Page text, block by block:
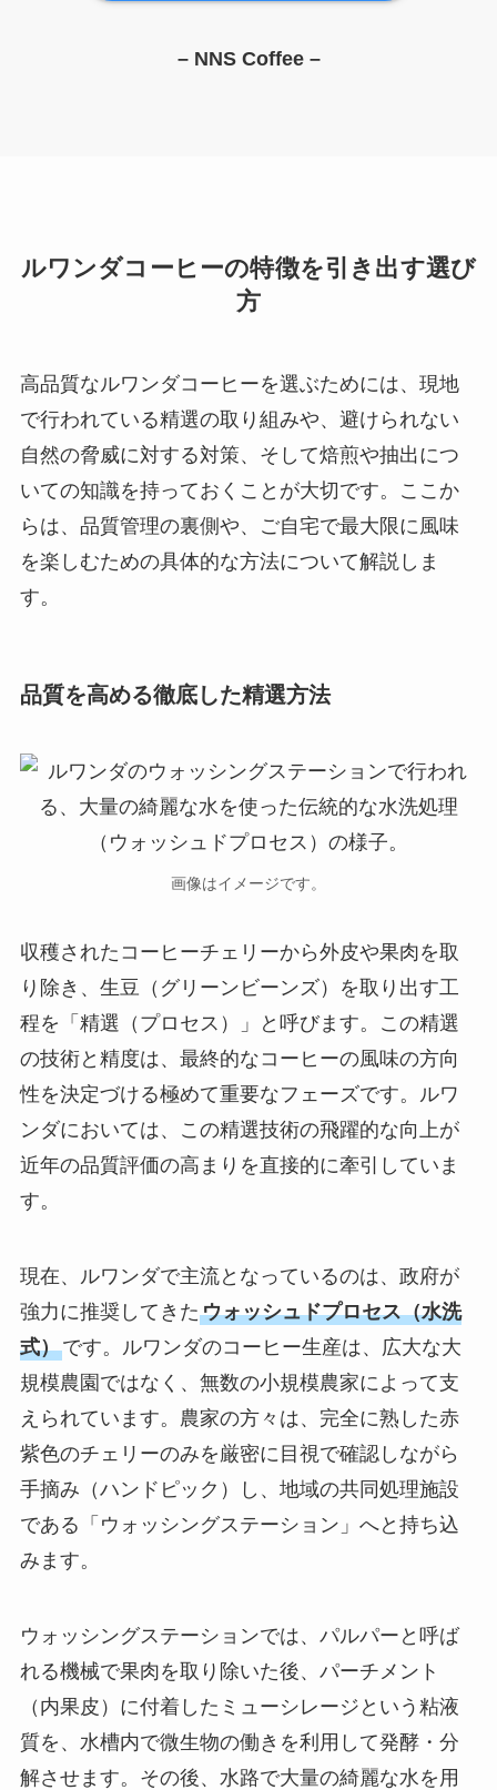
– NNS Coffee –
ルワンダコーヒーの特徴を引き出す選び
方
高品質なルワンダコーヒーを選ぶためには、現地
で行われている精選の取り組みや、避けられない
自然の脅威に対する対策、そして焙煎や抽出につ
いての知識を持っておくことが大切です。ここか
らは、品質管理の裏側や、ご自宅で最大限に風味
を楽しむための具体的な方法について解説しま
す。
品質を高める徹底した精選方法
画像はイメージです。
収穫されたコーヒーチェリーから外皮や果肉を取
り除き、生豆（グリーンビーンズ）を取り出す工
程を「精選（プロセス）」と呼びます。この精選
の技術と精度は、最終的なコーヒーの風味の方向
性を決定づける極めて重要なフェーズです。ルワ
ンダにおいては、この精選技術の飛躍的な向上が
近年の品質評価の高まりを直接的に牽引していま
す。
現在、ルワンダで主流となっているのは、政府が
強力に推奨してきたウォッシュドプロセス（水洗
式）です。ルワンダのコーヒー生産は、広大な大
規模農園ではなく、無数の小規模農家によって支
えられています。農家の方々は、完全に熟した赤
紫色のチェリーのみを厳密に目視で確認しながら
手摘み（ハンドピック）し、地域の共同処理施設
である「ウォッシングステーション」へと持ち込
みます。
ウォッシングステーションでは、パルパーと呼ば
れる機械で果肉を取り除いた後、パーチメント
（内果皮）に付着したミューシレージという粘液
質を、水槽内で微生物の働きを利用して発酵・分
解させます。その後、水路で大量の綺麗な水を用